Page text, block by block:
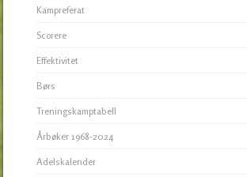
Kampreferat
Scorere
Effektivitet
Børs
Treningskamptabell
Årbøker 1968-2024
Adelskalender